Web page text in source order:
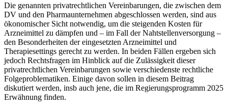
Die genannten privatrechtlichen Vereinbarungen, die zwischen dem
DV und den Pharmaunternehmen abgeschlossen werden, sind aus
ökonomischer Sicht notwendig, um die steigenden Kosten für
Arzneimittel zu dämpfen und – im Fall der Nahtstellenversorgung –
den Besonderheiten der eingesetzten Arzneimittel und
Therapiesettings gerecht zu werden. In beiden Fällen ergeben sich
jedoch Rechtsfragen im Hinblick auf die Zulässigkeit dieser
privatrechtlichen Vereinbarungen sowie verschiedenste rechtliche
Folgeproblematiken. Einige davon sollen in diesem Beitrag
diskutiert werden, insb auch jene, die im Regierungsprogramm 2025
Erwähnung finden.